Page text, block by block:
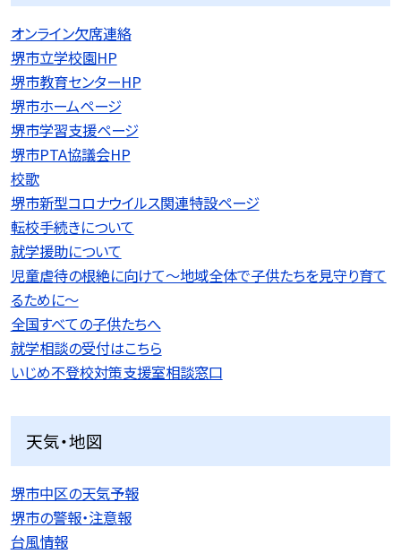
オンライン欠席連絡
堺市立学校園HP
堺市教育センターHP
堺市ホームページ
堺市学習支援ページ
堺市PTA協議会HP
校歌
堺市新型コロナウイルス関連特設ページ
転校手続きについて
就学援助について
児童虐待の根絶に向けて〜地域全体で子供たちを見守り育て
るために〜
全国すべての子供たちへ
就学相談の受付はこちら
いじめ不登校対策支援室相談窓口
天気・地図
堺市中区の天気予報
堺市の警報・注意報
台風情報